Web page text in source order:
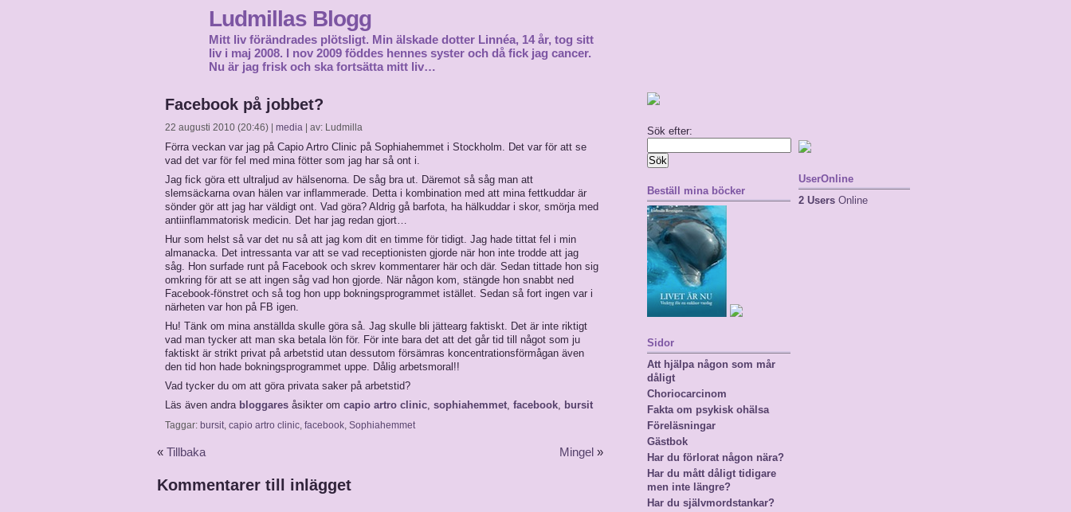
Ludmillas Blogg
Mitt liv förändrades plötsligt. Min älskade dotter Linnéa, 14 år, tog sitt
liv i maj 2008. I nov 2009 föddes hennes syster och då fick jag cancer.
Nu är jag frisk och ska fortsätta mitt liv…
Facebook på jobbet?
22 augusti 2010 (20:46) | media | av: Ludmilla
Förra veckan var jag på Capio Artro Clinic på Sophiahemmet i Stockholm. Det var för att se
vad det var för fel med mina fötter som jag har så ont i.
Jag fick göra ett ultraljud av hälsenorna. De såg bra ut. Däremot så såg man att
slemsäckarna ovan hälen var inflammerade. Detta i kombination med att mina fettkuddar är
sönder gör att jag har väldigt ont. Vad göra? Aldrig gå barfota, ha hälkuddar i skor, smörja med
antiinflammatorisk medicin. Det har jag redan gjort…
Hur som helst så var det nu så att jag kom dit en timme för tidigt. Jag hade tittat fel i min
almanacka. Det intressanta var att se vad receptionisten gjorde när hon inte trodde att jag
såg. Hon surfade runt på Facebook och skrev kommentarer här och där. Sedan tittade hon sig
omkring för att se att ingen såg vad hon gjorde. När någon kom, stängde hon snabbt ned
Facebook-fönstret och så tog hon upp bokningsprogrammet istället. Sedan så fort ingen var i
närheten var hon på FB igen.
Hu! Tänk om mina anställda skulle göra så. Jag skulle bli jättearg faktiskt. Det är inte riktigt
vad man tycker att man ska betala lön för. För inte bara det att det går tid till något som ju
faktiskt är strikt privat på arbetstid utan dessutom försämras koncentrationsförmågan även
den tid hon hade bokningsprogrammet uppe. Dålig arbetsmoral!!
Vad tycker du om att göra privata saker på arbetstid?
Läs även andra bloggares åsikter om capio artro clinic, sophiahemmet, facebook, bursit
Taggar: bursit, capio artro clinic, facebook, Sophiahemmet
« Tillbaka Mingel »
Kommentarer till inlägget
Sök efter:
Beställ mina böcker
Sidor
Att hjälpa någon som mår
dåligt
Choriocarcinom
Fakta om psykisk ohälsa
Föreläsningar
Gästbok
Har du förlorat någon nära?
Har du mått dåligt tidigare
men inte längre?
Har du självmordstankar?
UserOnline
2 Users Online